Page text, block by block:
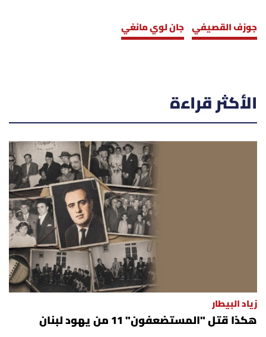
جوزف القصيفي جان لوي مانغي
الأكثر قراءة
زياد البيطار
هكذا قتل "المستضعفون" 11 من يهود لبنان